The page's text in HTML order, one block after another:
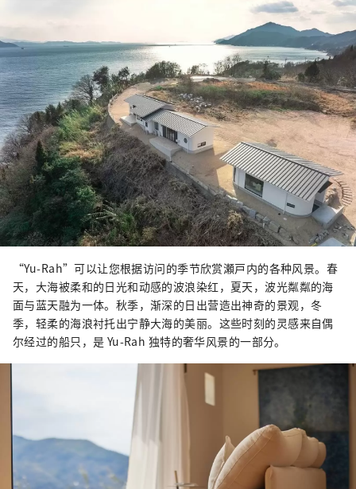
“Yu-Rah”可以让您根据访问的季节欣赏瀬戸内的各种风景。春
天，大海被柔和的日光和动感的波浪染红，夏天，波光粼粼的海
面与蓝天融为一体。秋季，渐深的日出营造出神奇的景观，冬
季，轻柔的海浪衬托出宁静大海的美丽。这些时刻的灵感来自偶
尔经过的船只，是 Yu-Rah 独特的奢华风景的一部分。